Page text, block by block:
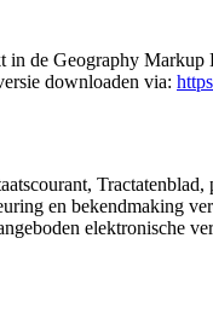
de Geography
downloaden via:
en bekendmaking
elektronische